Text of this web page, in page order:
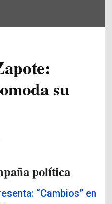
su
política
“Cambios” en